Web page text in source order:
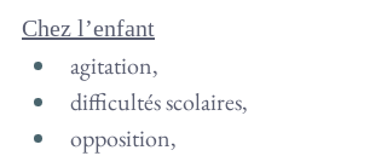
Chez l’enfant
agitation,
difficultés scolaires,
opposition,